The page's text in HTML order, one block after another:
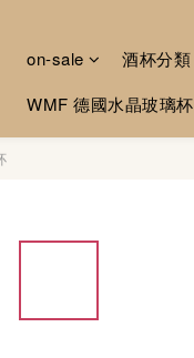
on-sale 酒杯分類
WMF 德國水晶玻璃杯